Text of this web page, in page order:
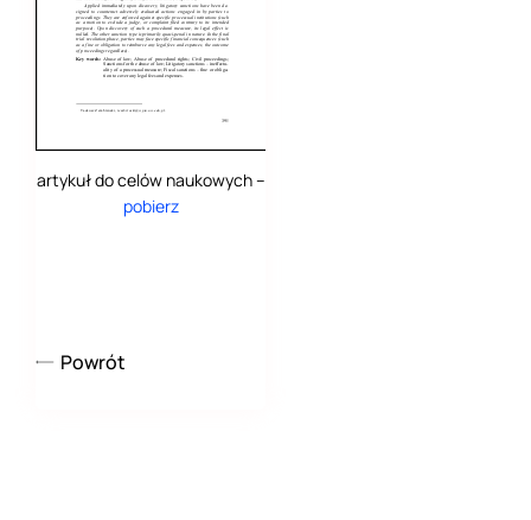
artykuł do celów naukowych –
pobierz
Powrót